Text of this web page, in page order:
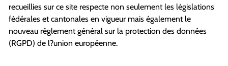
recueillies sur ce site respecte non seulement les législations
fédérales et cantonales en vigueur mais également le
nouveau règlement général sur la protection des données
(RGPD) de l?union européenne.